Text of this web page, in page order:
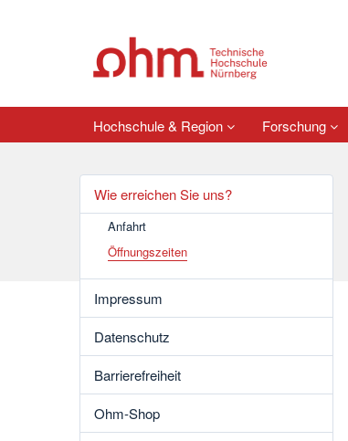
Hochschule & Region Forschung
Wie erreichen Sie uns?
Anfahrt
Öffnungszeiten
Impressum
Datenschutz
Barrierefreiheit
Ohm-Shop